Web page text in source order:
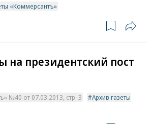
«Коммерсантъ»
на президентский пост
№40 от 07.03.2013, стр. 3
Архив газеты